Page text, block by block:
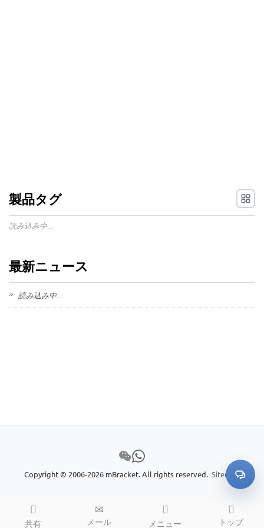
製品タグ
読み込み中...
最新ニュース
読み込み中...
共有 メール メニュー トップ
Copyright © 2006-2026 mBracket. All rights reserved. Sitemap